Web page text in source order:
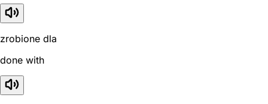
zrobione dla
done with